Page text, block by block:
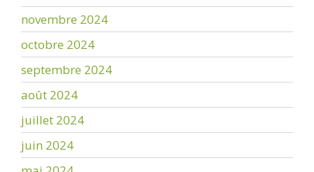
novembre 2024
octobre 2024
septembre 2024
août 2024
juillet 2024
juin 2024